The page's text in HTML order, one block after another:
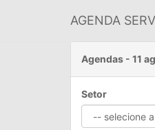
AGENDA
Agendas - 11
Setor